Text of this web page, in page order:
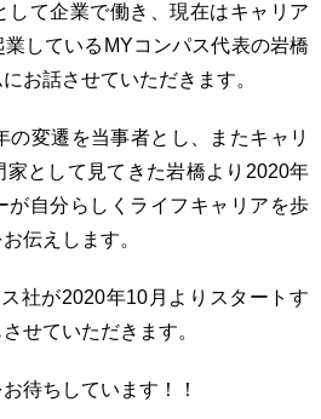
して企業で働き、現在はキャリア
しているMYコンパス代表の岩橋
お話させていただきます。
の変遷を当事者とし、またキャリ
家として見てきた岩橋より2020年
が自分らしくライフキャリアを歩
伝えします。
社が2020年10月よりスタートす
せていただきます。
待ちしています！！